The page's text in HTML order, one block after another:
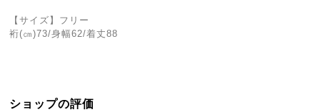
【サイズ】フリー
裄(㎝)73/身幅62/着丈88
ショップの評価